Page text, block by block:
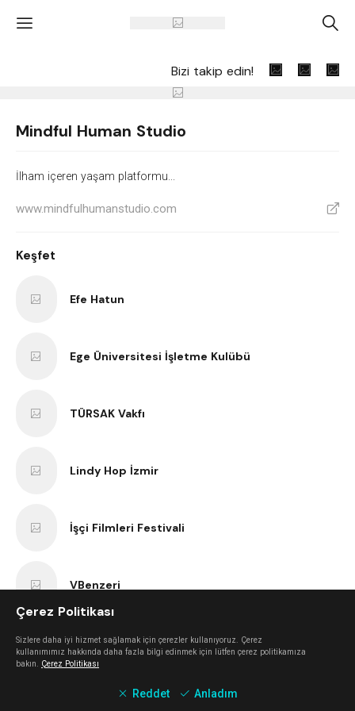
' A
Bizi takip edin!
Mindful Human Studio
İlham içeren yaşam platformu...
www.mindfulhumanstudio.com V
Keşfet
Efe Hatun
Ege Üniversitesi İşletme Kulübü
TÜRSAK Vakfı
Lindy Hop İzmir
İşçi Filmleri Festivali
VBenzeri
Bir Varmış Bir Yokmuş Tiyatro
İzmir Bisiklet Eğitimi
Çerez Politikası
Sizlere daha iyi hizmet sağlamak için çerezler kullanıyoruz. Çerez
kullanımımız hakkında daha fazla bilgi edinmek için lütfen çerez politikamıza
bakın. Çerez Politikası
Reddet Anladım